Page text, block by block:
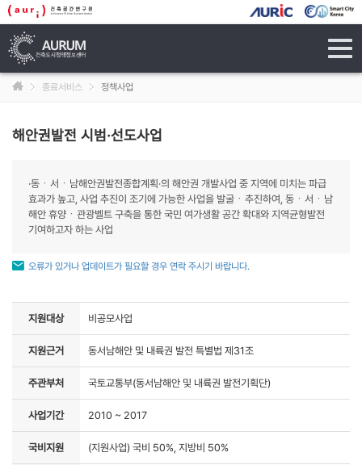
종료서비스 정책사업
해안권발전 시범·선도사업
·동ㆍ서ㆍ남해안권발전종합계획·의 해안권 개발사업 중 지역에 미치는 파급
효과가 높고, 사업 추진이 조기에 가능한 사업을 발굴ㆍ추진하여, 동ㆍ서ㆍ남
해안 휴양ㆍ관광벨트 구축을 통한 국민 여가생활 공간 확대와 지역균형발전
기여하고자 하는 사업
오류가 있거나 업데이트가 필요할 경우 연락 주시기 바랍니다.
지원대상 비공모사업
지원근거 동서남해안 및 내륙권 발전 특별법 제31조
주관부처 국토교통부(동서남해안 및 내륙권 발전기획단)
사업기간 2010 ~ 2017
국비지원 (지원사업) 국비 50%, 지방비 50%